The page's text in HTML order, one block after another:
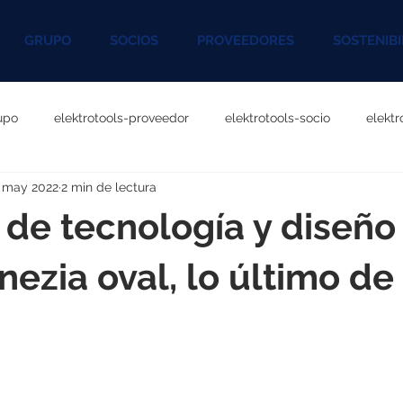
GRUPO SOCIOS PROVEEDORES
elektrotools-proveedor elektrotools-socio
P060000 elektrotools-P027000
P096000 elektrotools-P041000 elektrotools-
tecnología y diseño
oval, lo último de
may 20222 min de lectura